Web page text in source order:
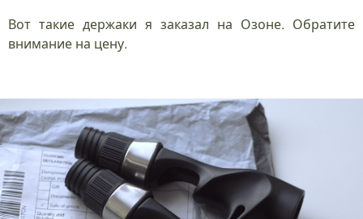
Вот такие держаки я заказал на Озоне. Обратите
внимание на цену.